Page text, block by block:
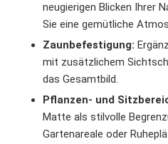
neugierigen Blicken Ihrer
Sie eine gemütliche
Zaunbefestigung:
mit zusätzlichem
das Gesamtbild.
Pflanzen- und
Matte als stilvolle
Gartenareale oder